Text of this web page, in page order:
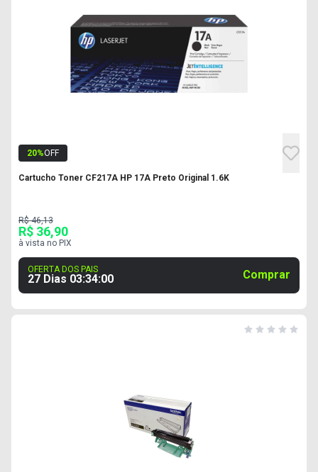
20%OFF
Cartucho Toner CF217A HP 17A Preto Original 1.6K
R$ 46,13
R$ 36,90
à vista no PIX
OFERTA DOS PAIS
27 Dias 03:33:59 Comprar